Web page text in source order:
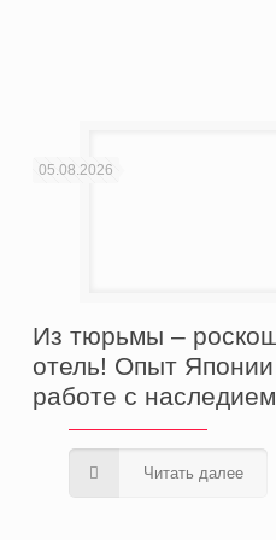
05.08.2026
Из тюрьмы –
отель! Опыт
работе с наследием
Читать далее